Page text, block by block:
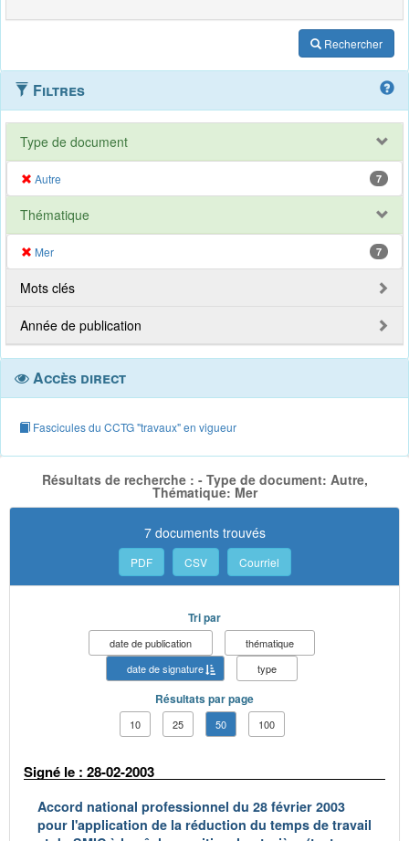
Rechercher
Filtres
Type de document
Autre 7
Thématique
Mer 7
Mots clés
Année de publication
Accès direct
Fascicules du CCTG "travaux" en vigueur
Résultats de recherche : - Type de document: Autre,
Thématique: Mer
7 documents trouvés
PDF CSV Courriel
Tri par
date de publication
thématique
date de signature
type
Résultats par page
10 25 50 100
Signé le : 28-02-2003
Accord national professionnel du 28 février 2003
pour l'application de la réduction du temps de travail